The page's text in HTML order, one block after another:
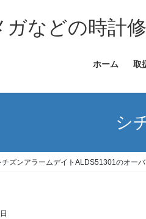
ガなどの時計
ホーム 取
シ
チズンアラームデイトALDS51301のオー